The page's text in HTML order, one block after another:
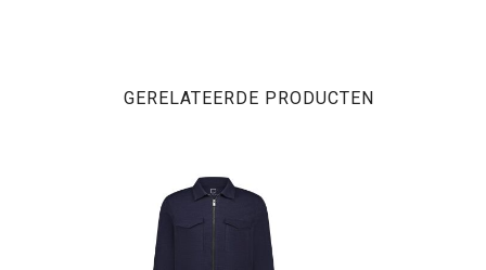
GERELATEERDE PRODUCTEN